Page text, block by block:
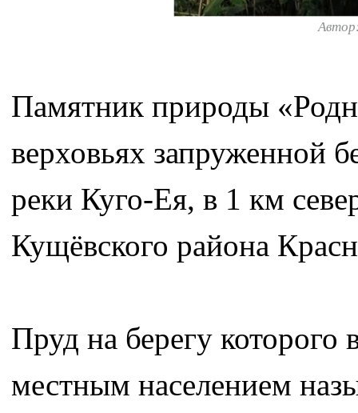
Памятник природы
верховьях запруженной
реки Куго-Ея, в 1 км
Кущёвского района
Пруд на берегу
местным населением